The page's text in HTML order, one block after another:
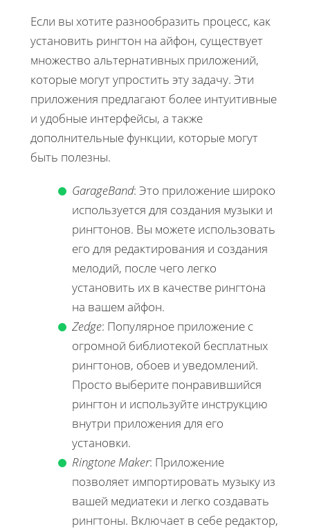
Если вы хотите разнообразить процесс, как
установить рингтон на айфон, существует
множество альтернативных приложений,
которые могут упростить эту задачу. Эти
приложения предлагают более интуитивные
и удобные интерфейсы, а также
дополнительные функции, которые могут
быть полезны.
GarageBand: Это приложение широко
используется для создания музыки и
рингтонов. Вы можете использовать
его для редактирования и создания
мелодий, после чего легко
установить их в качестве рингтона
на вашем айфон.
Zedge: Популярное приложение с
огромной библиотекой бесплатных
рингтонов, обоев и уведомлений.
Просто выберите понравившийся
рингтон и используйте инструкцию
внутри приложения для его
установки.
Ringtone Maker: Приложение
позволяет импортировать музыку из
вашей медиатеки и легко создавать
рингтоны. Включает в себе редактор,